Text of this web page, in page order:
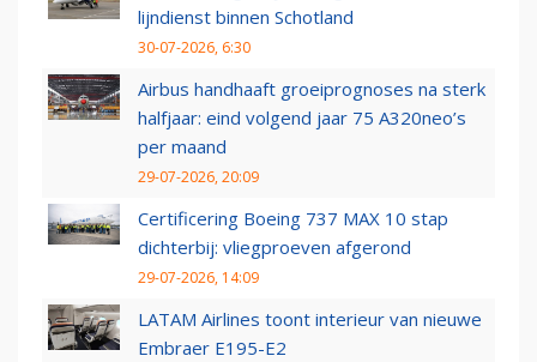
lijndienst binnen Schotland
30-07-2026, 6:30
Airbus handhaaft groeiprognoses na sterk
halfjaar: eind volgend jaar 75 A320neo’s
per maand
29-07-2026, 20:09
Certificering Boeing 737 MAX 10 stap
dichterbij: vliegproeven afgerond
29-07-2026, 14:09
LATAM Airlines toont interieur van nieuwe
Embraer E195-E2